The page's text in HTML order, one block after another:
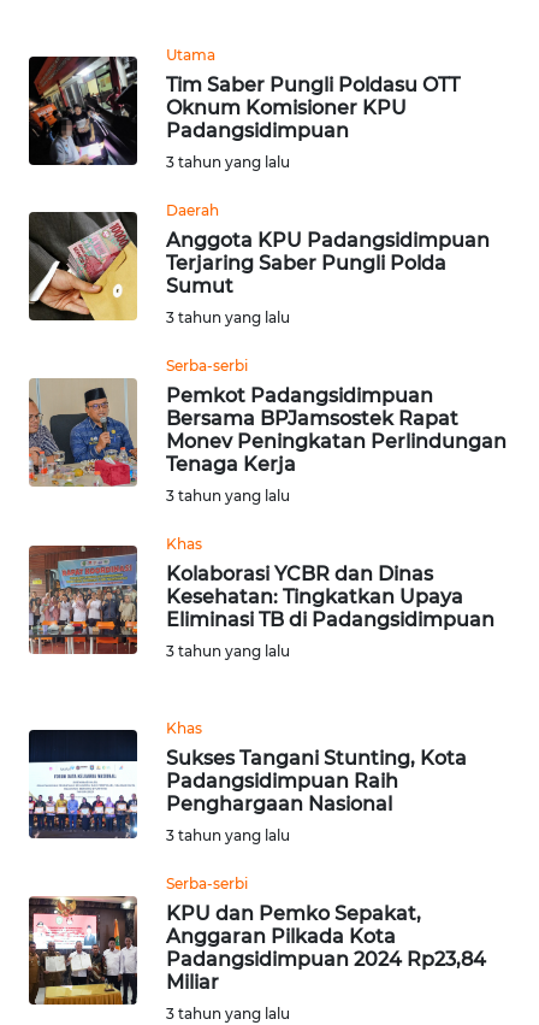
Utama
Tim Saber Pungli Poldasu OTT
Oknum Komisioner KPU
Padangsidimpuan
3 tahun yang lalu
Daerah
Anggota KPU Padangsidimpuan
Terjaring Saber Pungli Polda
Sumut
3 tahun yang lalu
Serba-serbi
Pemkot Padangsidimpuan
Bersama BPJamsostek Rapat
Monev Peningkatan Perlindungan
Tenaga Kerja
3 tahun yang lalu
Khas
Kolaborasi YCBR dan Dinas
Kesehatan: Tingkatkan Upaya
Eliminasi TB di Padangsidimpuan
3 tahun yang lalu
Khas
Sukses Tangani Stunting, Kota
Padangsidimpuan Raih
Penghargaan Nasional
3 tahun yang lalu
Serba-serbi
KPU dan Pemko Sepakat,
Anggaran Pilkada Kota
Padangsidimpuan 2024 Rp23,84
Miliar
3 tahun yang lalu
WN
KALTARA
WN
KALSEL
WN
KALTIM
WN
WN
GORONTALO
WN
MALUKU
WN
DAIRI
TOBA
WN
NIAS